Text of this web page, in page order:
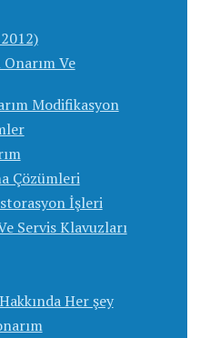
Ve
Modifikasyon
Çözümleri
İşleri
Servis Klavuzları
Her şey